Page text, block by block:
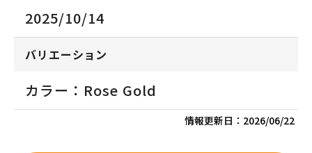
2025/10/14
バリエーション
カラー：Rose Gold
情報更新日： 2026/06/22